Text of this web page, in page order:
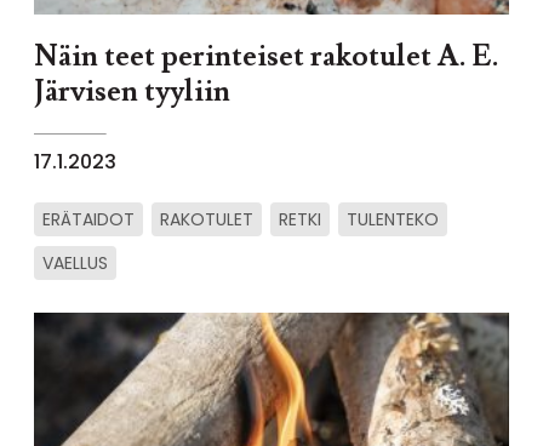
Näin teet perinteiset rakotulet A. E.
Järvisen tyyliin
17.1.2023
ERÄTAIDOT RAKOTULET RETKI
TULENTEKO
VAELLUS